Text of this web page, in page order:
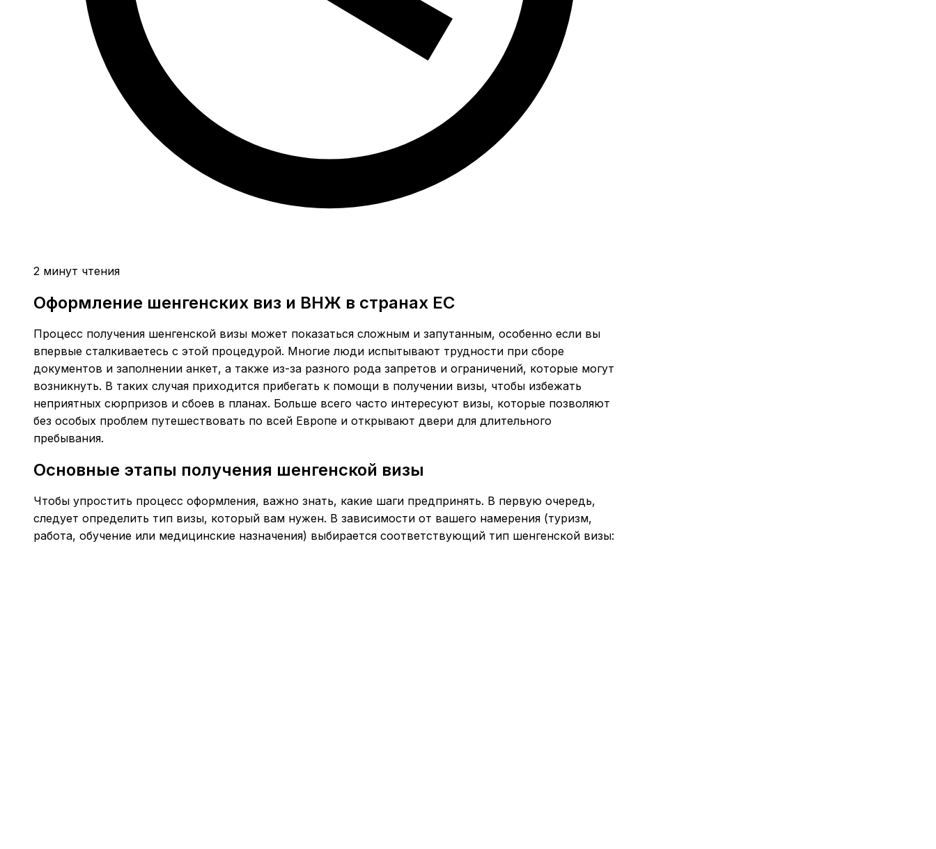
2 минут чтения
Оформление шенгенских виз и ВНЖ в странах ЕС
Процесс получения шенгенской визы может показаться сложным и запутанным, особенно если вы
впервые сталкиваетесь с этой процедурой. Многие люди испытывают трудности при сборе
документов и заполнении анкет, а также из-за разного рода запретов и ограничений, которые могут
возникнуть. В таких случая приходится прибегать к помощи в получении визы, чтобы избежать
неприятных сюрпризов и сбоев в планах. Больше всего часто интересуют визы, которые позволяют
без особых проблем путешествовать по всей Европе и открывают двери для длительного
пребывания.
Основные этапы получения шенгенской визы
Чтобы упростить процесс оформления, важно знать, какие шаги предпринять. В первую очередь,
следует определить тип визы, который вам нужен. В зависимости от вашего намерения (туризм,
работа, обучение или медицинские назначения) выбирается соответствующий тип шенгенской визы: